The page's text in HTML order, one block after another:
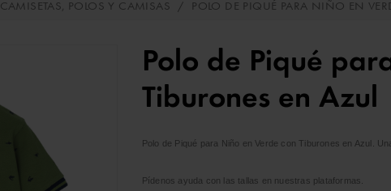
CAMISETAS, POLOS Y CAMISAS / POLO DE PIQUÉ PARA NIÑO EN
Polo de Piqué
Tiburones en Azul
Polo de Piqué para Niño en Verde con Tiburones en Azul.
Pídenos ayuda con las tallas en nuestras plataformas.